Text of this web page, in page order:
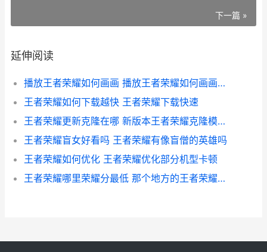
下一篇 »
延伸阅读
播放王者荣耀如何画画 播放王者荣耀如何画画图片
王者荣耀如何下载越快 王者荣耀下载快速
王者荣耀更新克隆在哪 新版本王者荣耀克隆模式在哪
王者荣耀盲女好看吗 王者荣耀有像盲僧的英雄吗
王者荣耀如何优化 王者荣耀优化部分机型卡顿
王者荣耀哪里荣耀分最低 那个地方的王者荣耀荣耀榜的分最低